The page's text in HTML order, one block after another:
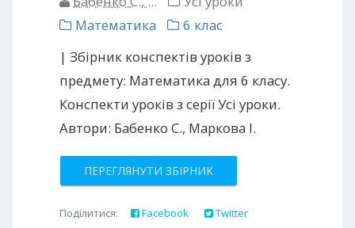
Математика
6 клас
| Збірник конспектів уроків з
предмету: Математика для 6 класу.
Конспекти уроків з серії Усі уроки.
Автори: Бабенко С., Маркова I.
ПЕРЕГЛЯНУТИ ЗБІРНИК
Поділитися: Facebook
Twitter